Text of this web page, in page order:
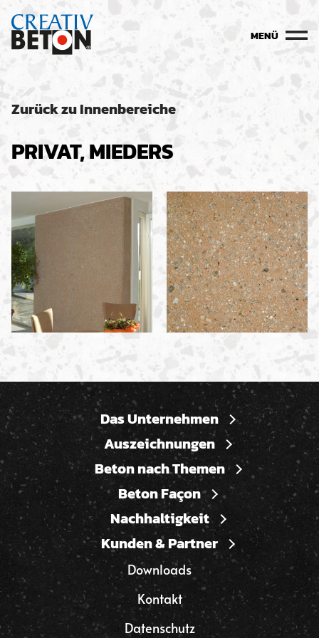
MENÜ
Zurück zu Innenbereiche
PRIVAT, MIEDERS
Das Unternehmen
Auszeichnungen
Beton nach Themen
Beton Façon
Nachhaltigkeit
Kunden & Partner
Downloads
Kontakt
Datenschutz